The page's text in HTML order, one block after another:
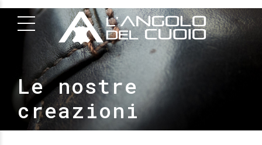
Le nostre
creazioni